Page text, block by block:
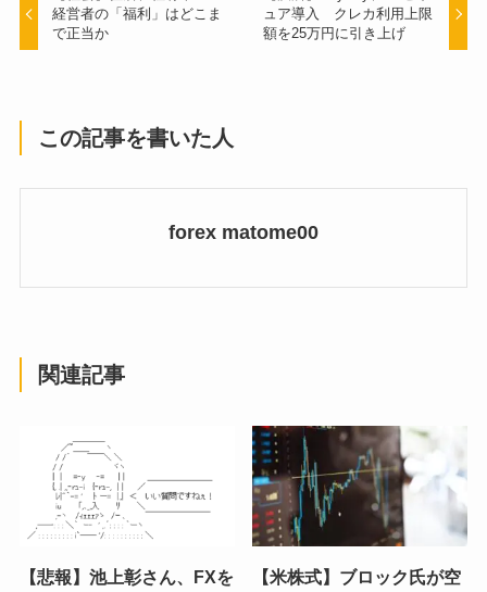
経営者の「福利」はどこま
で正当か
ュア導入 クレカ利用上限
額を25万円に引き上げ
この記事を書いた人
forex matome00
関連記事
【悲報】池上彰さん、FXを
【米株式】ブロック氏が空